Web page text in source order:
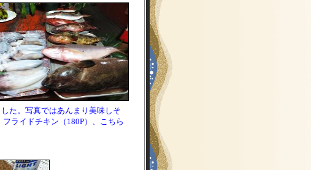
た。写真ではあんまり美味しそ
ライドチキン（180P）、こちら